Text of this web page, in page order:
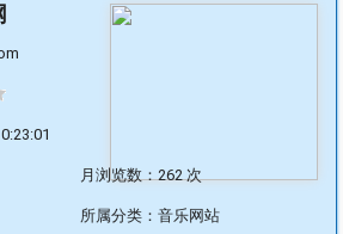
月浏览数：262 次
所属分类： 音乐网站